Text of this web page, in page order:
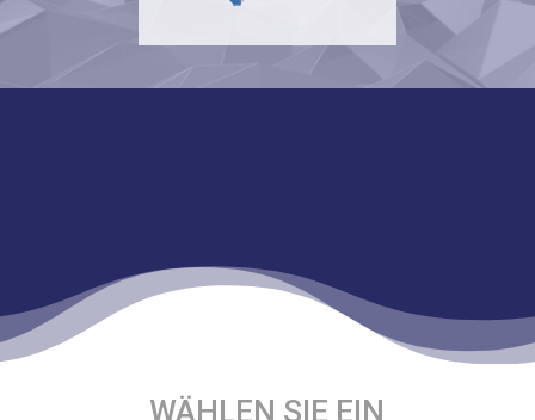
WÄHLEN SIE EIN